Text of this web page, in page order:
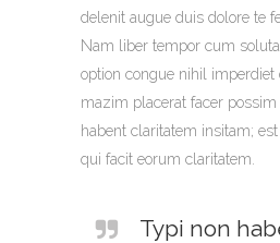
delenit augue duis dolore te
Nam liber tempor cum
option congue nihil imperdiet
mazim placerat facer
habent claritatem insitam;
qui facit eorum claritatem.
Typi non